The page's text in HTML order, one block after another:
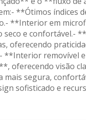
**Ótimos
**Interior em
e confortável.-
oferecendo
removível
visão
segura,
sofisticado e